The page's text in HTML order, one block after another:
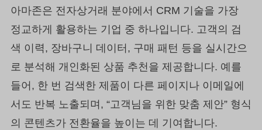
아마존은 전자상거래 분야에서 CRM 기술을 가장
정교하게 활용하는 기업 중 하나입니다. 고객의 검
색 이력, 장바구니 데이터, 구매 패턴 등을 실시간으
로 분석해 개인화된 상품 추천을 제공합니다. 예를
들어, 한 번 검색한 제품이 다른 페이지나 이메일에
서도 반복 노출되며, “고객님을 위한 맞춤 제안” 형식
의 콘텐츠가 전환율을 높이는 데 기여합니다.